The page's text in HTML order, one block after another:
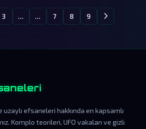
3 ... ... 7 8 9
uzaylı efsaneleri hakkında en kapsamlı
Komplo teorileri, UFO vakaları ve gizli